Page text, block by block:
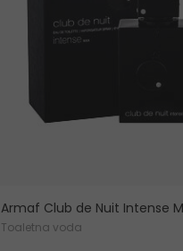
Armaf Club de Nuit Intense
Toaletna voda